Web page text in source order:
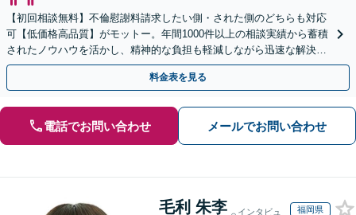
【初回相談無料】不倫慰謝料請求したい側・された側のどちらも対応
可【低価格高品質】がモットー。年間1000件以上の相談実績から蓄積
されたノウハウを活かし、精神的な負担も軽減しながら迅速な解決を
目指します。【休日・夜間相談あり】【ビデオ面談可】
料金表を見る
電話でお問い合わせ メールでお問い合わせ
毛利 朱李
インタビュ
福岡県